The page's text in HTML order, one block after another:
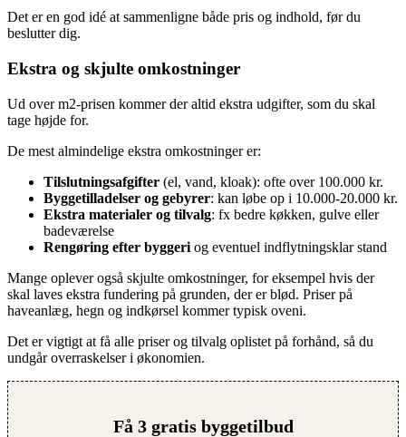
Det er en god idé at sammenligne både pris og indhold, før du
beslutter dig.
Ekstra og skjulte omkostninger
Ud over m2-prisen kommer der altid ekstra udgifter, som du skal
tage højde for.
De mest almindelige ekstra omkostninger er:
Tilslutningsafgifter (el, vand, kloak): ofte over 100.000 kr.
Byggetilladelser og gebyrer: kan løbe op i 10.000-20.000 kr.
Ekstra materialer og tilvalg: fx bedre køkken, gulve eller
badeværelse
Rengøring efter byggeri og eventuel indflytningsklar stand
Mange oplever også skjulte omkostninger, for eksempel hvis der
skal laves ekstra fundering på grunden, der er blød. Priser på
haveanlæg, hegn og indkørsel kommer typisk oveni.
Det er vigtigt at få alle priser og tilvalg oplistet på forhånd, så du
undgår overraskelser i økonomien.
Få 3 gratis byggetilbud